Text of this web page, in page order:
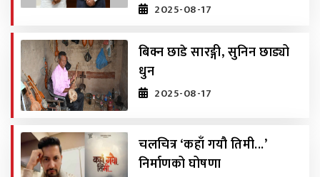
2025-08-17
बिक्न छाडे सारङ्गी, सुनिन छाड्यो
धुन
2025-08-17
चलचित्र ‘कहाँ गयौ तिमी...’
निर्माणको घोषणा